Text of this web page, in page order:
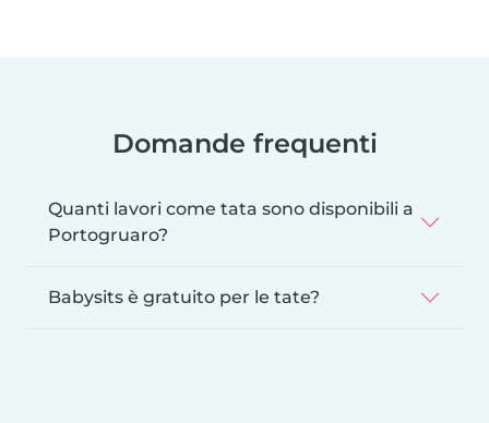
Domande frequenti
Quanti lavori come tata sono disponibili a
Portogruaro?
Babysits è gratuito per le tate?